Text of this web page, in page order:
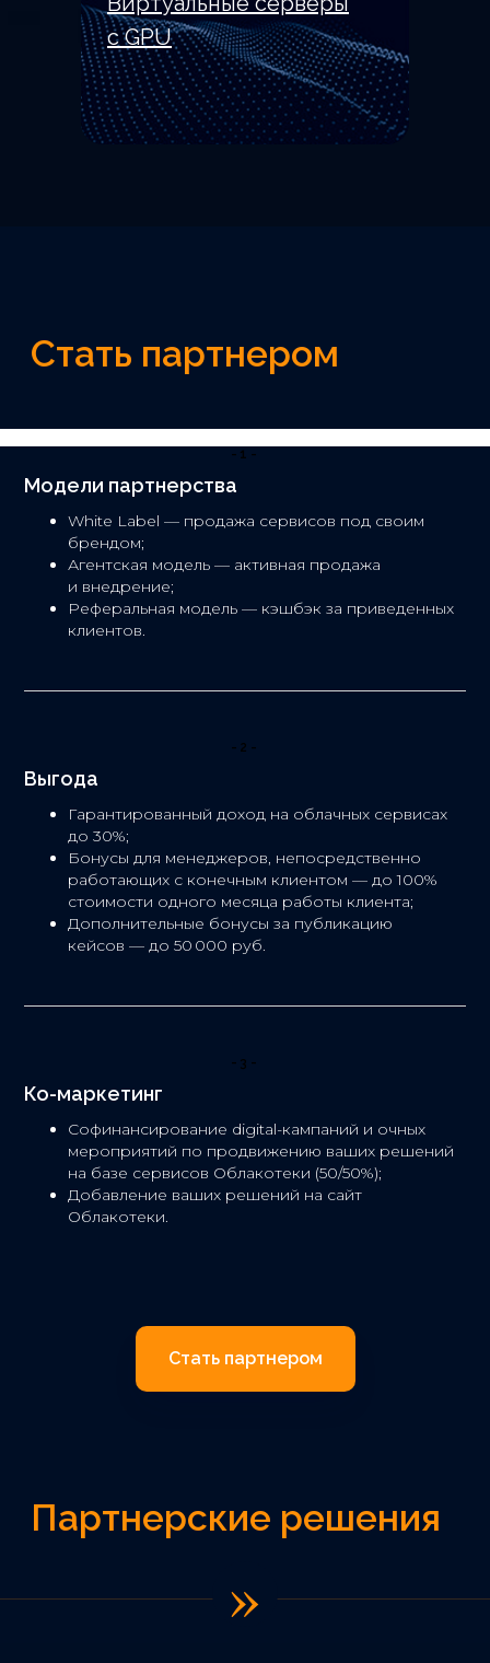
с GPU
-1-
Модели партнерства
White Label — продажа сервисов под своим
брендом;
Агентская модель — активная продажа
и внедрение;
Реферальная модель — кэшбэк за приведенных
клиентов.
-2-
Выгода
Гарантированный доход на облачных сервисах
до 30%;
Бонусы для менеджеров, непосредственно
работающих с конечным клиентом — до 100%
стоимости одного месяца работы клиента;
Дополнительные бонусы за публикацию
кейсов — до 50 000 руб.
-3-
Ко-маркетинг
Софинансирование digital-кампаний и очных
мероприятий по продвижению ваших решений
на базе сервисов Облакотеки (50/50%);
Добавление ваших решений на сайт
Облакотеки.
Стать партнером
Партнерские решения
»